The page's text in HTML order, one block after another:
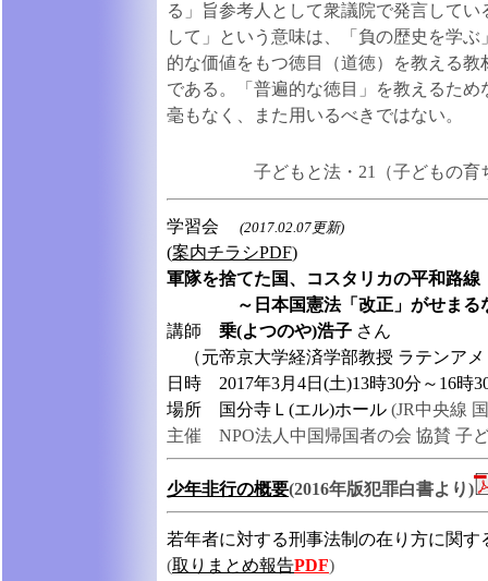
る」旨参考人として衆議院で発言して
して」という意味は、「負の歴史を学
的な価値をもつ徳目（道徳）を教える
である。「普遍的な徳目」を教えるた
毫もなく、また用いるべきではない。
子どもと法・21（子どもの
学習会 (2017.02.07更新)
(案内チラシPDF)
軍隊を捨てた国、コスタリカの平和路線
～日本国憲法「改正」がせまる
講師 乗(よつのや)浩子 さん
（元帝京大学経済学部教授 ラテンア
日時 2017年3月4日(土)13時30分～16時
場所
国分寺Ｌ(エル)ホール (JR中央線
主催 NPO法人中国帰国者の会 協賛 子
少年非行の概要(2016年版犯罪白書より)
若年者に対する刑事法制の在り方に関す
(取りまとめ報告PDF)